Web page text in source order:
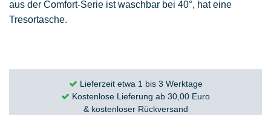
aus der Comfort-Serie ist waschbar bei 40°, hat eine
Tresortasche.
Lieferzeit etwa 1 bis 3 Werktage
Kostenlose Lieferung ab 30,00 Euro
& kostenloser Rückversand